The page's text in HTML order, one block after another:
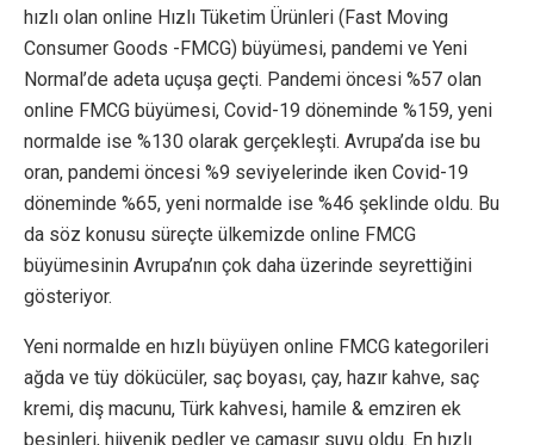
hızlı olan online Hızlı Tüketim Ürünleri (Fast Moving
Consumer Goods -FMCG) büyümesi, pandemi ve Yeni
Normal’de adeta uçuşa geçti. Pandemi öncesi %57 olan
online FMCG büyümesi, Covid-19 döneminde %159, yeni
normalde ise %130 olarak gerçekleşti. Avrupa’da ise bu
oran, pandemi öncesi %9 seviyelerinde iken Covid-19
döneminde %65, yeni normalde ise %46 şeklinde oldu. Bu
da söz konusu süreçte ülkemizde online FMCG
büyümesinin Avrupa’nın çok daha üzerinde seyrettiğini
gösteriyor.
Yeni normalde en hızlı büyüyen online FMCG kategorileri
ağda ve tüy dökücüler, saç boyası, çay, hazır kahve, saç
kremi, diş macunu, Türk kahvesi, hamile & emziren ek
besinleri, hijyenik pedler ve çamaşır suyu oldu. En hızlı